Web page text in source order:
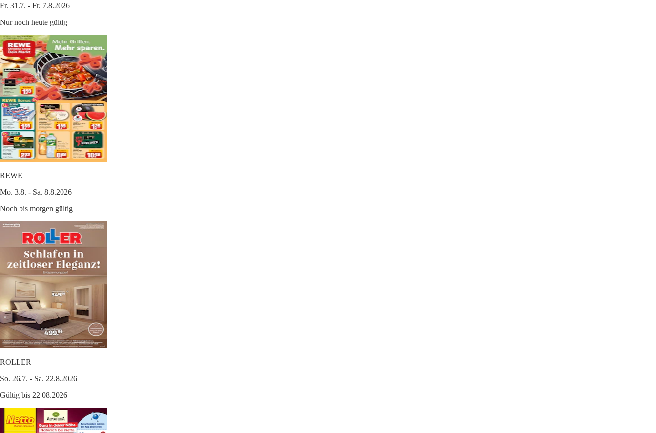
Fr. 31.7. - Fr. 7.8.2026
Nur noch heute gültig
REWE
Mo. 3.8. - Sa. 8.8.2026
Noch bis morgen gültig
ROLLER
So. 26.7. - Sa. 22.8.2026
Gültig bis 22.08.2026